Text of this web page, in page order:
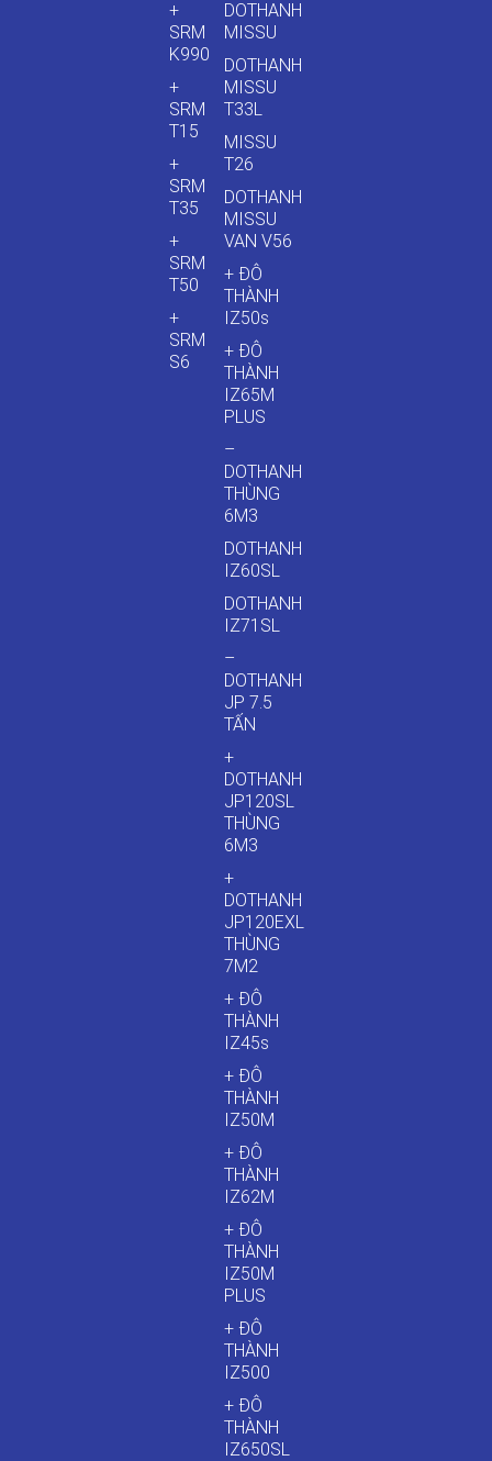
+
SRM
K990
+
SRM
T15
+
SRM
T35
+
SRM
T50
+
SRM
S6
DOTHANH
MISSU
DOTHANH
MISSU
T33L
MISSU
T26
DOTHANH
MISSU
VAN V56
+ ĐÔ
THÀNH
IZ50s
+ ĐÔ
THÀNH
IZ65M
PLUS
–
DOTHANH
THÙNG
6M3
DOTHANH
IZ60SL
DOTHANH
IZ71SL
–
DOTHANH
JP 7.5
TẤN
+
DOTHANH
JP120SL
THÙNG
6M3
+
DOTHANH
JP120EXL
THÙNG
7M2
+ ĐÔ
THÀNH
IZ45s
+ ĐÔ
THÀNH
IZ50M
+ ĐÔ
THÀNH
IZ62M
+ ĐÔ
THÀNH
IZ50M
PLUS
+ ĐÔ
THÀNH
IZ500
+ ĐÔ
THÀNH
IZ650SL